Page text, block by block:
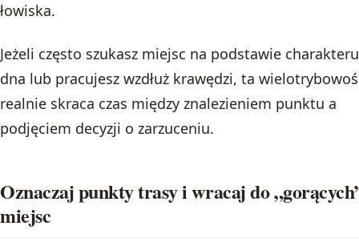
łowiska.
Jeżeli często szukasz miejsc na podstawie charakteru
dna lub pracujesz wzdłuż krawędzi, ta
realnie skraca czas między znalezieniem punktu a
podjęciem decyzji o zarzuceniu.
Oznaczaj punkty trasy i wracaj do
miejsc